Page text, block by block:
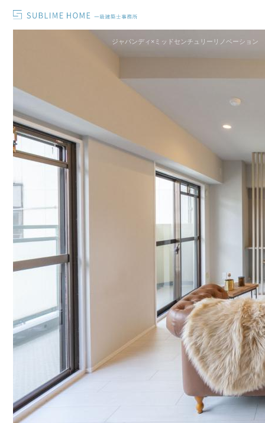
ジャパンディ×ミッドセンチュリーリノベーション